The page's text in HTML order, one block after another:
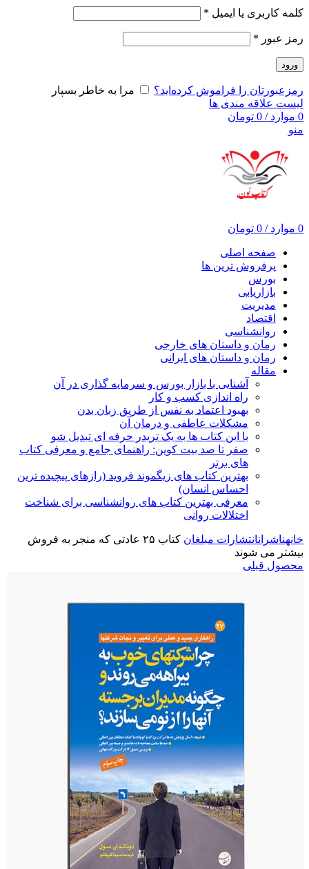
کلمه کاربری یا ایمیل *
رمز عبور *
ورود
رمزعبورتان را فراموش کرده‌اید؟
مرا به خاطر بسپار
لیست علاقه مندی ها
0 موارد /
0 تومان
منو
0 موارد /
0 تومان
صفحه اصلی
پرفروش ترین ها
بورس
بازاریابی
مدیریت
اقتصاد
روانشناسی
رمان و داستان های خارجی
رمان و داستان های ایرانی
مقاله
آشنایی با بازار بورس و سرمایه گذاری در آن
راه اندازی کسب و کار
بهبود اعتماد به نفس از طریق زبان بدن
مشکلات عاطفی و درمان آن
با این کتاب ها به یک تریدر حرفه ای تبدیل شو
صفر تا صد بیت کوین: راهنمای جامع و معرفی کتاب
های برتر
بهترین کتاب های زیگموند فروید (رازهای پیچیده ترین
احساس انسان)
معرفی بهترین کتاب های روانشناسی برای شناخت
اختلالات روانی
خانهناشرانانتشارات مبلغان
کتاب ۲۵ عادتی که منجر به فروش
بیشتر می شوند
محصول قبلی